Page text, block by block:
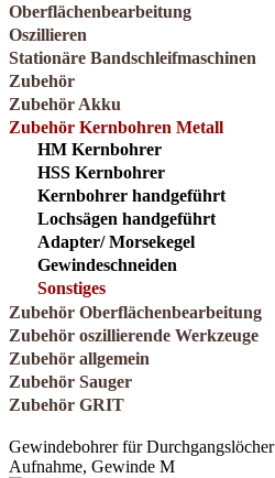
Oberflächenbearbeitung
Oszillieren
Stationäre Bandschleifmaschinen
Zubehör
Zubehör Akku
Zubehör Kernbohren Metall
HM Kernbohrer
HSS Kernbohrer
Kernbohrer handgeführt
Lochsägen handgeführt
Adapter/ Morsekegel
Gewindeschneiden
Sonstiges
Zubehör Oberflächenbearbeitung
Zubehör oszillierende Werkzeuge
Zubehör allgemein
Zubehör Sauger
Zubehör GRIT
Gewindebohrer für
Aufnahme, Gewinde M